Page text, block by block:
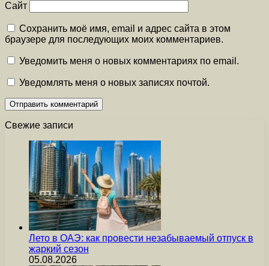
Сайт
Сохранить моё имя, email и адрес сайта в этом
браузере для последующих моих комментариев.
Уведомить меня о новых комментариях по email.
Уведомлять меня о новых записях почтой.
Свежие записи
Лето в ОАЭ: как провести незабываемый отпуск в
жаркий сезон
05.08.2026